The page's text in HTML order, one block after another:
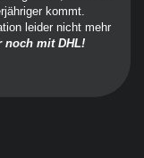
kommt.
leider nicht mehr
noch mit DHL!